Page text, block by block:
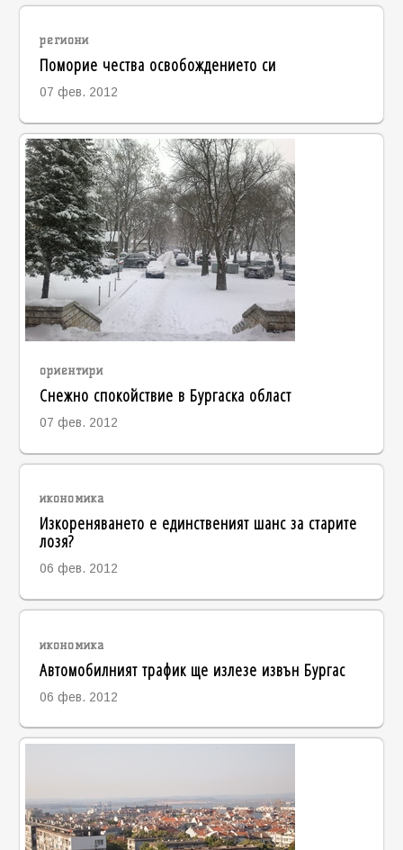
региони
Поморие чества освобождението си
07 фев. 2012
ориентири
Снежно спокойствие в Бургаска област
07 фев. 2012
икономика
Изкореняването е единственият шанс за старите
лозя?
06 фев. 2012
икономика
Автомобилният трафик ще излезе извън Бургас
06 фев. 2012